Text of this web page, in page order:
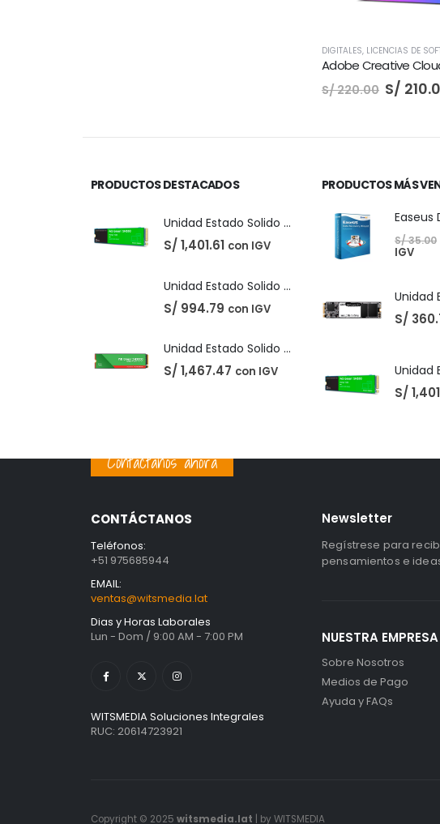
COMPUTADORAS
All-in-One
S/1,462.79
PRODUCTOS DESTACADOS
Unidad Estado Solido Western Digital Green SN350 2TB
S/ 1,401.61 con IGV
Unidad Estado Solido Western Digital Green 2TB
S/ 994.79 con IGV
Unidad Estado Solido WD Green SN3000 NVMe 1TB
S/ 1,467.47 con IGV
PRODUCTOS MÁS
S/35.00
IGV
S/
S/
Contáctanos ahora
CONTÁCTANOS
Teléfonos:
+51 975685944
EMAIL:
ventas@witsmedia.lat
Dias y Horas Laborales
Lun - Dom / 9:00 AM - 7:00 PM
WITSMEDIA Soluciones Integrales
RUC: 20614723921
Newsletter
Regístrese para
pensamientos e
NUESTRA EMPRESA
Sobre Nosotros
Medios de Pago
Ayuda y FAQs
Copyright © 2025 witsmedia.lat | by WITSMEDIA